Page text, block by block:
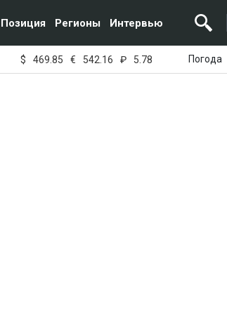
Позиция Регионы Интервью
$ 469.85 € 542.16 ₽ 5.78 Погода